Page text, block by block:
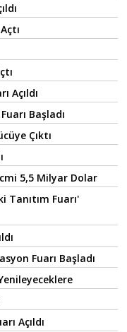
Açıldı
Başladı
Çıktı
5,5 Milyar Dolar
Tanıtım Fuarı'
Fuarı Başladı
Açıldı